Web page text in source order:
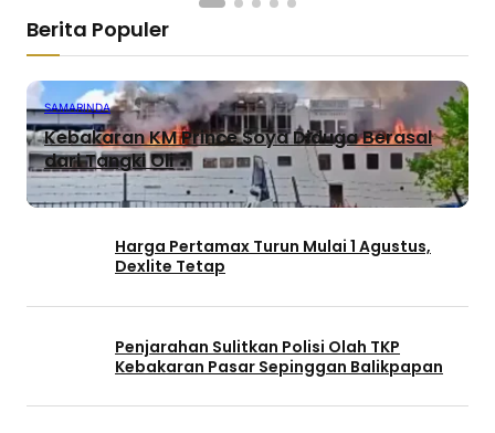
Berita Populer
SAMARINDA
Kebakaran KM Prince Soya Diduga Berasal
dari Tangki Oli
Harga Pertamax Turun Mulai 1 Agustus,
Dexlite Tetap
Penjarahan Sulitkan Polisi Olah TKP
Kebakaran Pasar Sepinggan Balikpapan